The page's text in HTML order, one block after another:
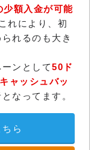
少額入金が可能
これにより、初
れるのも大き
ンとして50ド
ャッシュバッ
なってます。
ら